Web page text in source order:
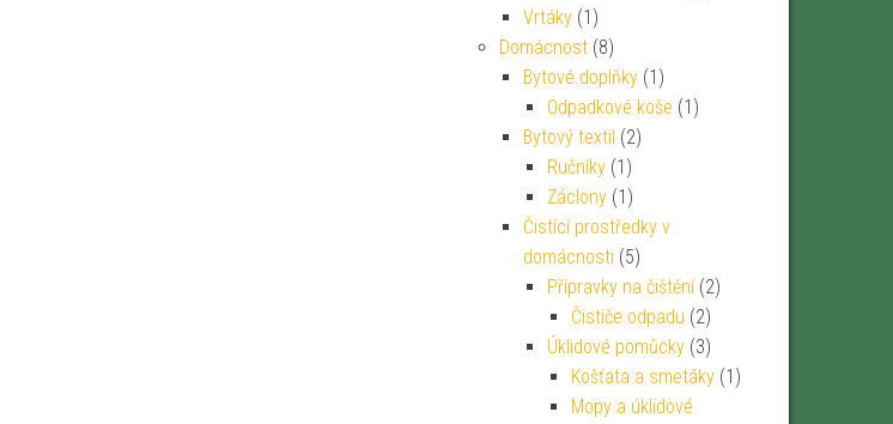
Vrtáky (1)
Domácnost (8)
Bytové doplňky (1)
Odpadkové koše (1)
Bytový textil (2)
Ručníky (1)
Záclony (1)
Čistící prostředky v
domácnosti (5)
Přípravky na čištění (2)
Čističe odpadu (2)
Úklidové pomůcky (3)
Košťata a smetáky (1)
Mopy a úklidové